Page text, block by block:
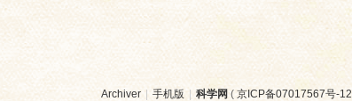
Archiver 手机版 科学网 (京ICP备07017567号-12